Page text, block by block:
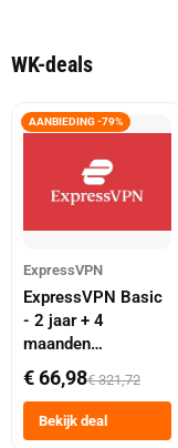
WK-deals
AANBIEDING -79%
ExpressVPN
ExpressVPN Basic
- 2 jaar + 4
maanden
abonnement
€ 66,98€ 321,72
Bekijk deal